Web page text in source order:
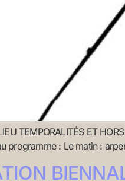
LIEU TEMPORALITÉS ET
programme : Le matin :